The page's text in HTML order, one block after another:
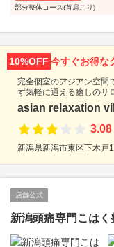
部分整体コース(首肩こり)
10%OFF 今すぐお得な
完全個室のアジアン空間
ず気軽に通える癒しのサ
asian relaxation
3.08
新潟県新潟市東区下木戸
店舗公式
新潟頭痛専門こはく